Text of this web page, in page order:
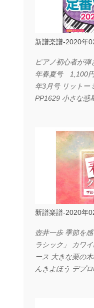
新譜楽譜-2020年
ピアノ初心者が
年春夏号 1,100
年3月号 リット
PP1629 小さな惑
LOVE... Official髭
アリー 825円
新譜楽譜-2020年
壺井一歩 季節を
ラシック」 カワ
ース 大きな栗の
んきよほう デプ